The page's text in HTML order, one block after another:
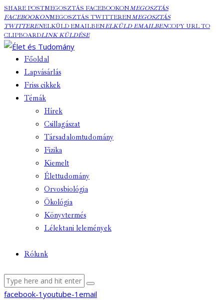
SHARE POSTMEGOSZTÁS FACEBOOKONMEGOSZTÁS
FACEBOOKONMEGOSZTÁS TWITTERENMEGOSZTÁS
TWITTERENELKÜLD EMAILBENELKÜLD EMAILBENCOPY URL TO
CLIPBOARDLINK KÜLDÉSE
Főoldal
Lapvásárlás
Friss cikkek
Témák
Hírek
Csillagászat
Társadalomtudomány
Fizika
Kiemelt
Élettudomány
Orvosbiológia
Ökológia
Könyvtermés
Lélektani lelemények
Rólunk
facebook-1 youtube-1 email